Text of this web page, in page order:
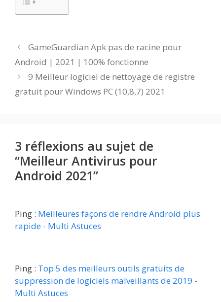
GameGuardian Apk pas de racine pour
Android | 2021 | 100% fonctionne
9 Meilleur logiciel de nettoyage de registre
gratuit pour Windows PC (10,8,7) 2021
3 réflexions au sujet de
“Meilleur Antivirus pour
Android 2021”
Ping : Meilleures façons de rendre Android plus
rapide - Multi Astuces
Ping : Top 5 des meilleurs outils gratuits de
suppression de logiciels malveillants de 2019 -
Multi Astuces